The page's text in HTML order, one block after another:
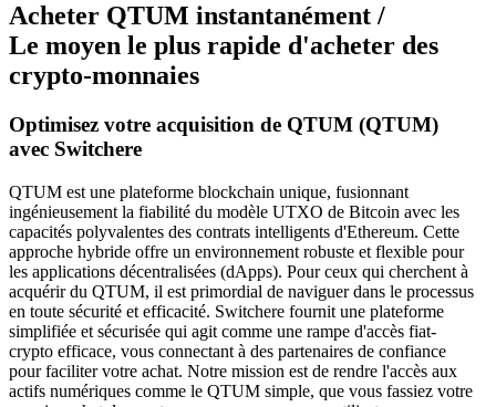
Acheter QTUM instantanément /
Le moyen le plus rapide d'acheter des
crypto-monnaies
Optimisez votre acquisition de QTUM (QTUM)
avec Switchere
QTUM est une plateforme blockchain unique, fusionnant
ingénieusement la fiabilité du modèle UTXO de Bitcoin avec les
capacités polyvalentes des contrats intelligents d'Ethereum. Cette
approche hybride offre un environnement robuste et flexible pour
les applications décentralisées (dApps). Pour ceux qui cherchent à
acquérir du QTUM, il est primordial de naviguer dans le processus
en toute sécurité et efficacité. Switchere fournit une plateforme
simplifiée et sécurisée qui agit comme une rampe d'accès fiat-
crypto efficace, vous connectant à des partenaires de confiance
pour faciliter votre achat. Notre mission est de rendre l'accès aux
actifs numériques comme le QTUM simple, que vous fassiez votre